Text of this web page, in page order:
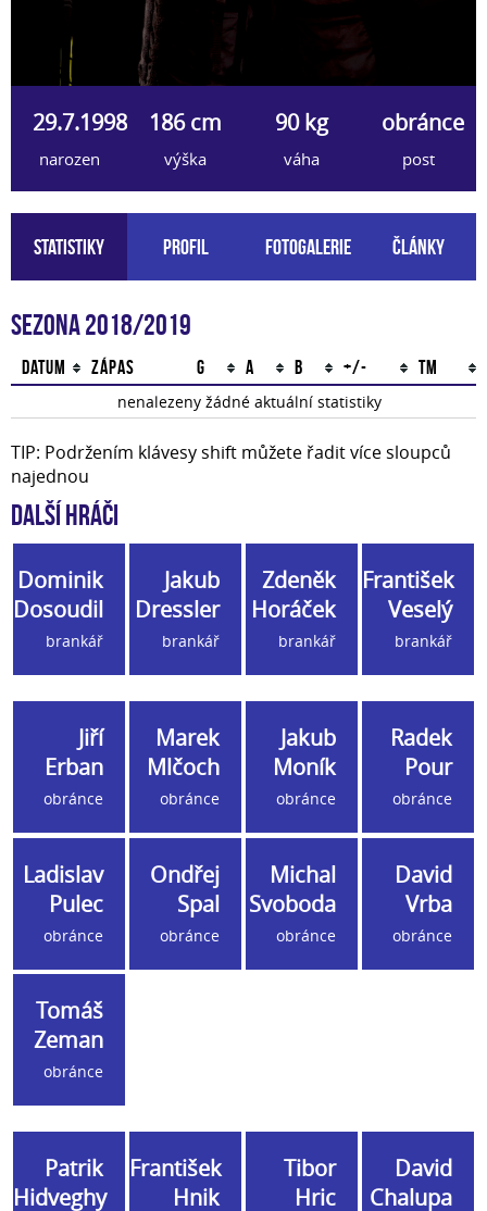
29.7.1998
narozen
186 cm
výška
90 kg
váha
obránce
post
Statistiky Profil Fotogalerie Články
Sezona 2018/2019
Datum Zápas G A B +/- TM
nenalezeny žádné aktuální statistiky
TIP: Podržením klávesy shift můžete řadit více sloupců
najednou
Další hráči
Dominik
Dosoudil
brankář
Jakub
Dressler
brankář
Zdeněk
Horáček
brankář
František
Veselý
brankář
Jiří
Erban
obránce
Marek
Mlčoch
obránce
Jakub
Moník
obránce
Radek
Pour
obránce
Ladislav
Pulec
obránce
Ondřej
Spal
obránce
Michal
Svoboda
obránce
David
Vrba
obránce
Tomáš
Zeman
obránce
Patrik
Hidveghy
František
Hnik
Tibor
Hric
David
Chalupa